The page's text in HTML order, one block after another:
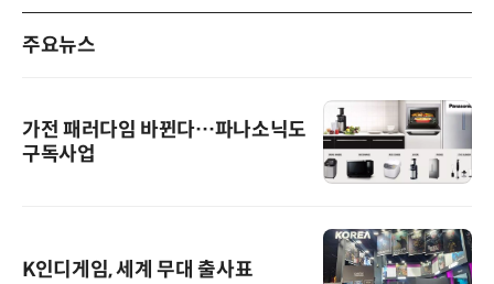
주요뉴스
가전 패러다임 바뀐다…파나소닉도
구독사업
K인디게임, 세계 무대 출사표